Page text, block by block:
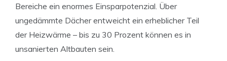
Bereiche ein enormes Einsparpotenzial. Über
ungedämmte Dächer entweicht ein erheblicher Teil
der Heizwärme – bis zu 30 Prozent können es in
unsanierten Altbauten sein.